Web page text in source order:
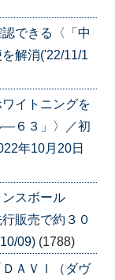
できる〈「中
解消('22/11/1
イトニングを
―６３」〉／初
年10月20日
スボール
販売で約３０
09) (1788)
ＡＶＩ（ダヴ